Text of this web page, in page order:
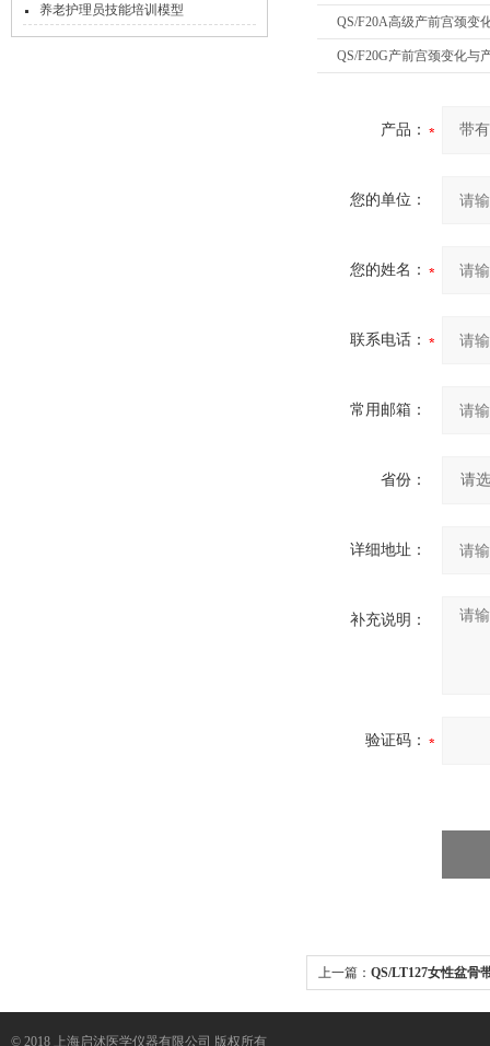
QS/F20A高级产前宫颈变
QS/F20G产前宫颈变化与
产品：
您的单位：
您的姓名：
联系电话：
常用邮箱：
省份：
详细地址：
补充说明：
验证码：
上一篇： QS/LT127女性盆骨
和知识
养老护理员技能培训模型
© 2018 上海启沭医学仪器有限公司 版权所有